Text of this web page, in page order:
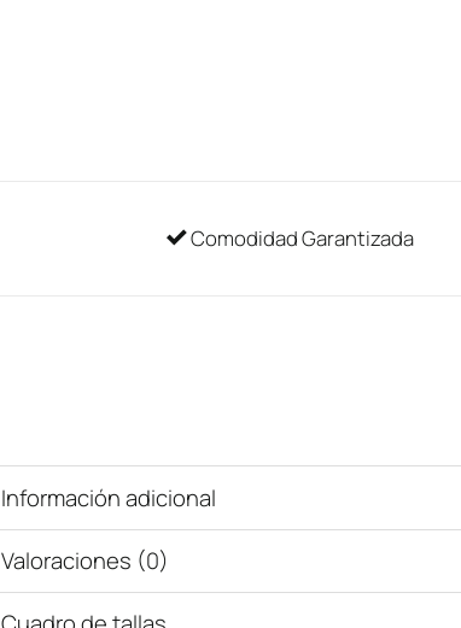
Comodidad Garantizada
Información adicional
Valoraciones (0)